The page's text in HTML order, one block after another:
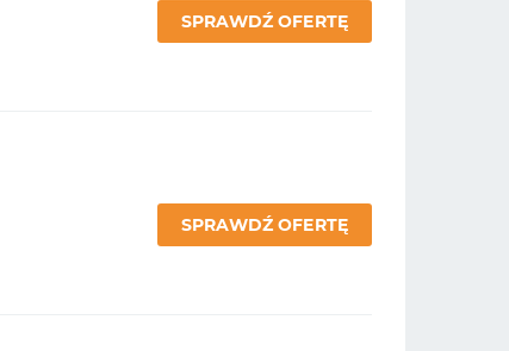
SPRAWDŹ OFERTĘ
SPRAWDŹ OFERTĘ